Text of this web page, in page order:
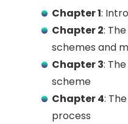
Chapter 1:
Chapter 2:
schemes and
Chapter 3:
scheme
Chapter 4:
process